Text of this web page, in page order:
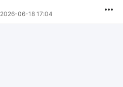
2026-06-18 17:04